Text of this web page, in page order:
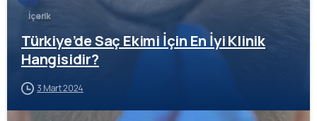
İçerik
Türkiye’de Saç Ekimi İçin En İyi Klinik
Hangisidir?
3 Mart 2024